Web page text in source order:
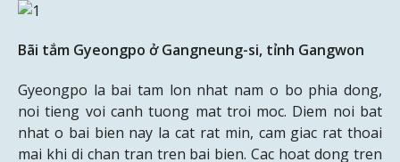
Bãi tắm Gyeongpo ở Gangneung-si, tỉnh Gangwon
Gyeongpo la bai tam lon nhat nam o bo phia dong,
noi tieng voi canh tuong mat troi moc. Diem noi bat
nhat o bai bien nay la cat rat min, cam giac rat thoai
mai khi di chan tran tren bai bien. Cac hoat dong tren